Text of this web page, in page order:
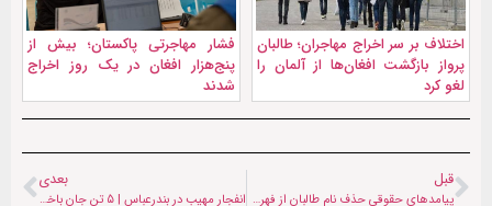
اختلاف بر سر اخراج مهاجران؛ طالبان
پرواز بازگشت افغان‌ها از آلمان را
لغو کرد
فشار مهاجرتی پاکستان؛ بیش از
پنج‌هزار افغان در یک روز اخراج
شدند
قبل
پیامدهای حقوقی حذف نام طالبان از فهرست گروه‌های تروریستی روسیه
بعدی
انفجار مهیب در بندرعباس | ۵ تن جان باختند و ۷۰۰ نفر زخمی شدند + فیلم لحظه انفجار و جزئیات